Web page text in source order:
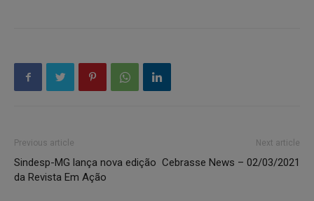
Previous article
Sindesp-MG lança nova edição
da Revista Em Ação
Next article
Cebrasse News – 02/03/2021